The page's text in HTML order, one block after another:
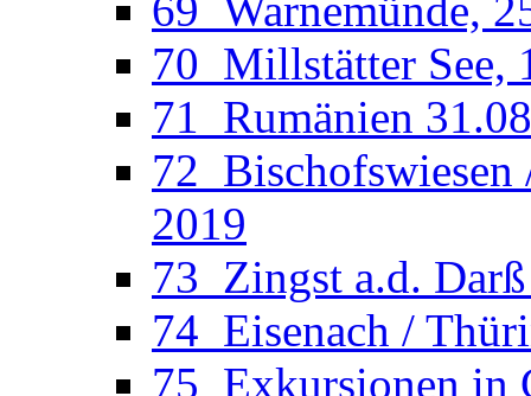
69_Warnemünde,
70_Millstätter See,
71_Rumänien
72_Bischofswiesen
2019
73_Zingst a.d.
74_Eisenach /
75_Exkursionen in